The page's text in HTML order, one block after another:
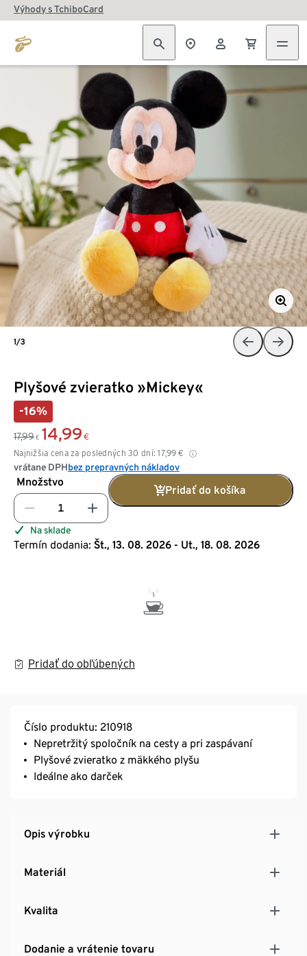
Výhody s TchiboCard
Plyšové zvieratko »Mickey«
-16%
17,99 € 14,99 €
Najnižšia cena za posledných 30 dní: 17,99 €
vrátane DPHbez prepravných nákladov
Množstvo
Pridať do košíka
Na sklade
Termín dodania: Št., 13. 08. 2026 - Ut., 18. 08. 2026
Pridať do obľúbených
1/3
Číslo produktu: 210918
Nepretržitý spoločník na cesty a pri zaspávaní
Plyšové zvieratko z mäkkého plyšu
Ideálne ako darček
Opis výrobku
Materiál
Kvalita
Dodanie a vrátenie tovaru